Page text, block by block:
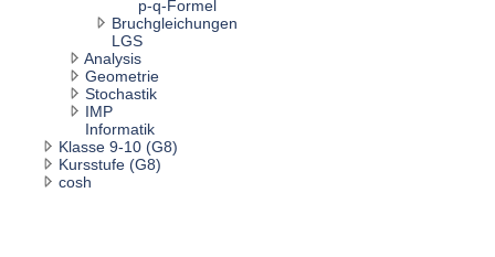
p-q-Formel
Bruchgleichungen
LGS
Analysis
Geometrie
Stochastik
IMP
Informatik
Klasse 9-10 (G8)
Kursstufe (G8)
cosh